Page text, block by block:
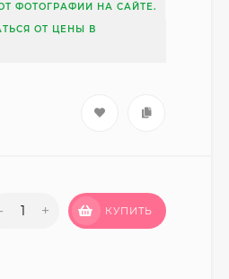
ФОТОГРАФИИ НА САЙТЕ.
ОТ ЦЕНЫ В
- + КУПИТЬ